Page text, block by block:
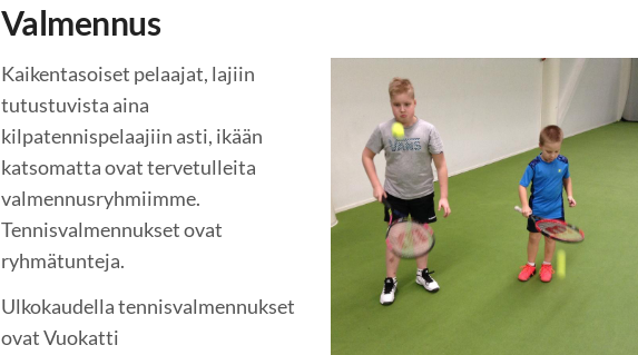
Valmennus
Kaikentasoiset pelaajat, lajiin
tutustuvista aina
kilpatennispelaajiin asti, ikään
katsomatta ovat tervetulleita
valmennusryhmiimme.
Tennisvalmennukset ovat
ryhmätunteja.
Ulkokaudella tennisvalmennukset
ovat Vuokatti